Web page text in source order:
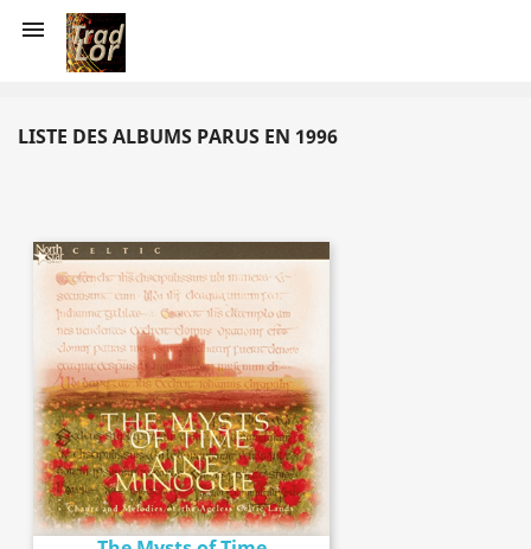

LISTE DES ALBUMS PARUS EN 1996